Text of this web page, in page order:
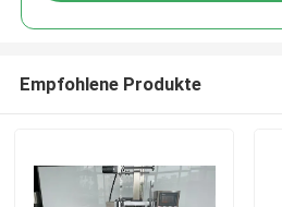
Empfohlene Produkte